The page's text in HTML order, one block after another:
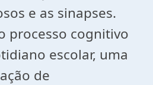
e as sinapses.
processo cognitivo
escolar, uma
de